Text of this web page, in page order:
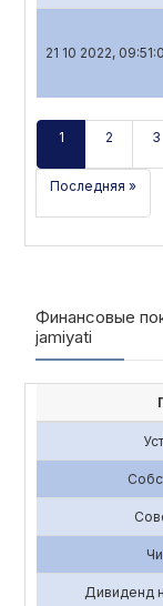
21 10 2022,
1 2 3
Последняя »
Финансовые
jamiyati
Дивиденд